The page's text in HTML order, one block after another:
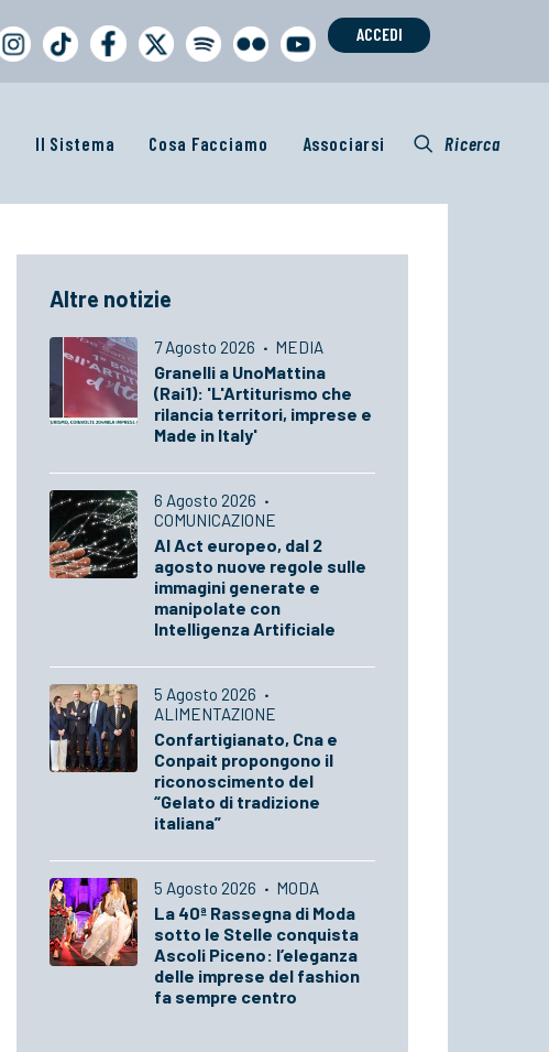
ACCEDI
Il Sistema Cosa Facciamo Associarsi Ricerca
Altre notizie
7 Agosto 2026 · MEDIA
Granelli a UnoMattina
(Rai1): 'L'Artiturismo che
rilancia territori, imprese e
Made in Italy'
6 Agosto 2026 ·
COMUNICAZIONE
AI Act europeo, dal 2
agosto nuove regole sulle
immagini generate e
manipolate con
Intelligenza Artificiale
5 Agosto 2026 ·
ALIMENTAZIONE
Confartigianato, Cna e
Conpait propongono il
riconoscimento del
“Gelato di tradizione
italiana”
5 Agosto 2026 · MODA
La 40ª Rassegna di Moda
sotto le Stelle conquista
Ascoli Piceno: l’eleganza
delle imprese del fashion
fa sempre centro